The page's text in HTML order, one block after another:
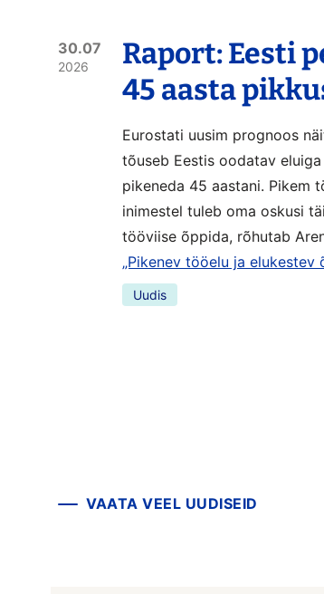
30.07
2026
Raport: Eesti
45 aasta
Eurostati uusim prognoos
tõuseb Eestis oodatav
pikeneda 45 aastani. Pikem
inimestel tuleb oma oskusi
tööviise õppida, rõhutab
„Pikenev tööelu ja elukestev
Uudis
VAATA VEEL UUDISEID